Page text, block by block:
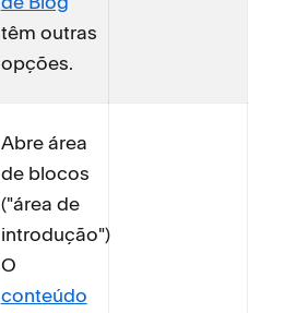
têm outras
opções.
Abre área
de blocos
("área de
introdução")
O
conteúdo